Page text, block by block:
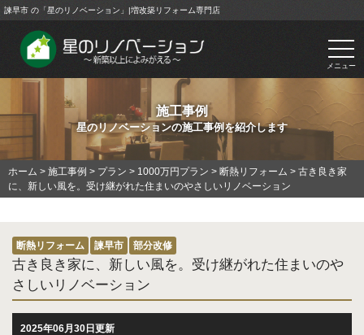
諫早市 の「星のリノベーション」|増改築リフォーム専門店
メニュー
施工事例
星のリノベーションの施工事例を紹介します
ホーム > 施工事例 > プラン > 1000万円プラン > 断熱リフォーム > 古き良き家
に、新しい風を。受け継がれた住まいのやさしいリノベーション
断熱リフォーム 諫早市 部分改修
古き良き家に、新しい風を。受け継がれた住まいのや
さしいリノベーション
2025年06月30日更新